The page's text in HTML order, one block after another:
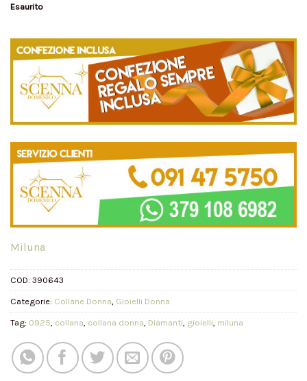
Esaurito
Miluna
COD: 390643
Categorie: Collane Donna, Gioielli Donna
Tag: 0925, collana, collana donna, Diamanti, gioielli, miluna